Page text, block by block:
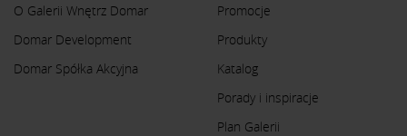
O Galerii Wnętrz Domar
Domar Development
Domar Spółka Akcyjna
Promocje
Produkty
Katalog
Porady i inspiracje
Plan Galerii